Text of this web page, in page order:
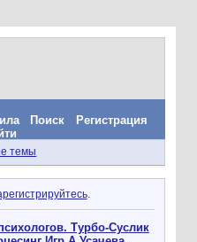
Поиск
Регистрация
темы
.
Турбо-Суслик